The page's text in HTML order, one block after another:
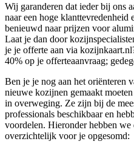
Wij garanderen dat ieder bij ons
naar een hoge
benieuwd naar prijzen voor
Laat je dan door
je je offerte aan via
40% op je offerteaanvraag;
Ben je je nog aan het oriënteren
nieuwe kozijnen gemaakt
in overweging. Ze zijn bij de
professionals beschikbaar en
voordelen. Hieronder hebben
overzichtelijk voor je opgesomd: